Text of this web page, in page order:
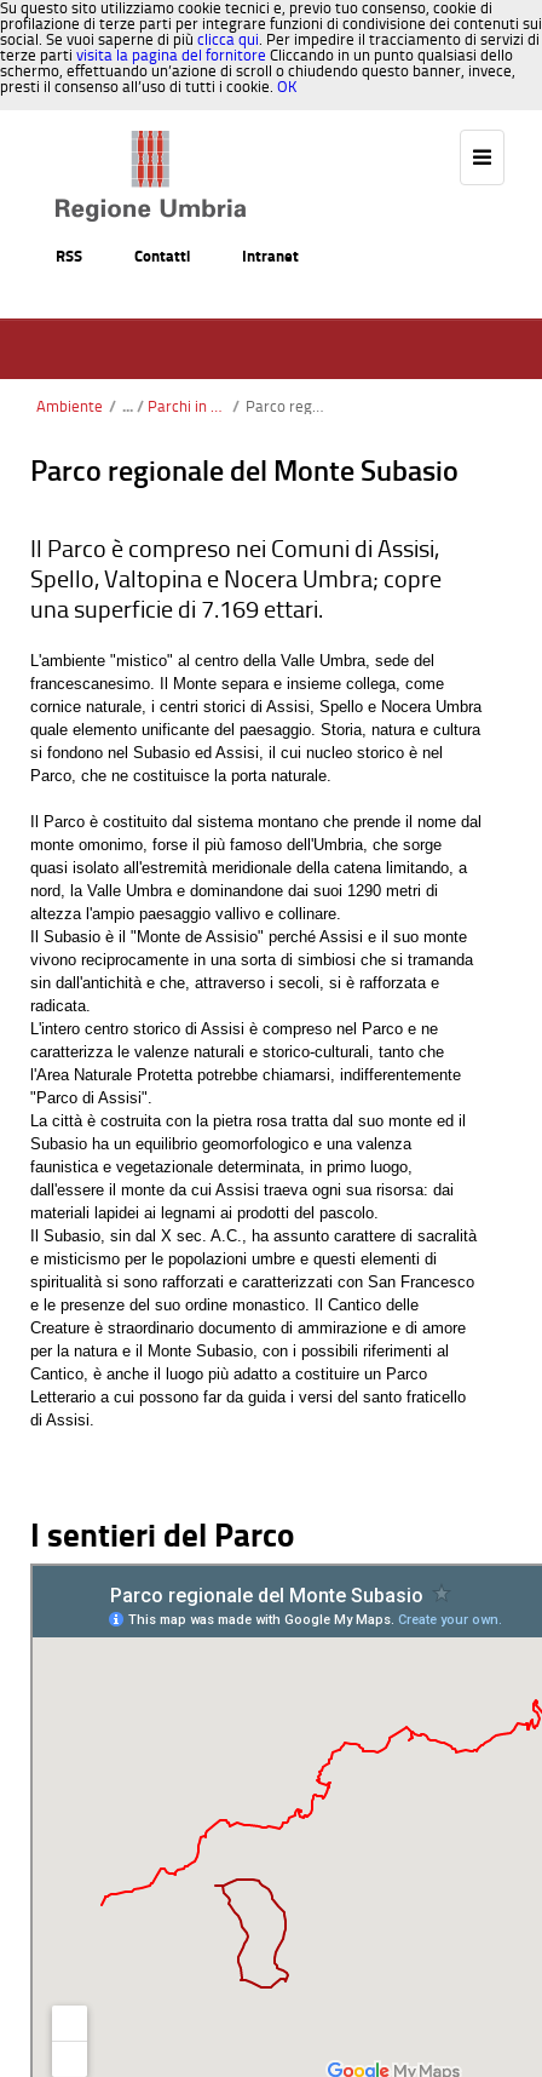
Su questo sito utilizziamo cookie tecnici e, previo tuo consenso, cookie di
profilazione di terze parti per integrare funzioni di condivisione dei contenuti sui
social. Se vuoi saperne di più clicca qui. Per impedire il tracciamento di servizi di
terze parti visita la pagina del fornitore Cliccando in un punto qualsiasi dello
schermo, effettuando un’azione di scroll o chiudendo questo banner, invece,
presti il consenso all’uso di tutti i cookie. OK
RSS Contatti Intranet
Ambiente / Parchi in Umbria / Parco regionale del Monte Subasio
Parco regionale del Monte Subasio
Il Parco è compreso nei Comuni di Assisi,
Spello, Valtopina e Nocera Umbra; copre
una superficie di 7.169 ettari.
L'ambiente "mistico" al centro della Valle Umbra, sede del
francescanesimo. Il Monte separa e insieme collega, come
cornice naturale, i centri storici di Assisi, Spello e Nocera Umbra
quale elemento unificante del paesaggio. Storia, natura e cultura
si fondono nel Subasio ed Assisi, il cui nucleo storico è nel
Parco, che ne costituisce la porta naturale.
Il Parco è costituito dal sistema montano che prende il nome dal
monte omonimo, forse il più famoso dell'Umbria, che sorge
quasi isolato all'estremità meridionale della catena limitando, a
nord, la Valle Umbra e dominandone dai suoi 1290 metri di
altezza l'ampio paesaggio vallivo e collinare.
Il Subasio è il "Monte de Assisio" perché Assisi e il suo monte
vivono reciprocamente in una sorta di simbiosi che si tramanda
sin dall'antichità e che, attraverso i secoli, si è rafforzata e
radicata.
L'intero centro storico di Assisi è compreso nel Parco e ne
caratterizza le valenze naturali e storico-culturali, tanto che
l'Area Naturale Protetta potrebbe chiamarsi, indifferentemente
"Parco di Assisi".
La città è costruita con la pietra rosa tratta dal suo monte ed il
Subasio ha un equilibrio geomorfologico e una valenza
faunistica e vegetazionale determinata, in primo luogo,
dall'essere il monte da cui Assisi traeva ogni sua risorsa: dai
materiali lapidei ai legnami ai prodotti del pascolo.
Il Subasio, sin dal X sec. A.C., ha assunto carattere di sacralità
e misticismo per le popolazioni umbre e questi elementi di
spiritualità si sono rafforzati e caratterizzati con San Francesco
e le presenze del suo ordine monastico. Il Cantico delle
Creature è straordinario documento di ammirazione e di amore
per la natura e il Monte Subasio, con i possibili riferimenti al
Cantico, è anche il luogo più adatto a costituire un Parco
Letterario a cui possono far da guida i versi del santo fraticello
di Assisi.
I sentieri del Parco